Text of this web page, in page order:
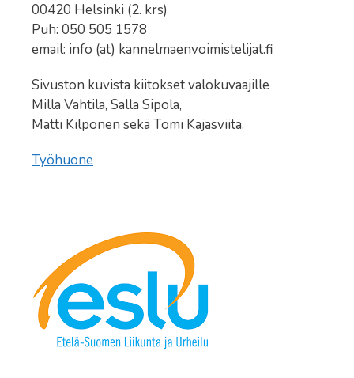
00420 Helsinki (2. krs)
Puh: 050 505 1578
email: info (at) kannelmaenvoimistelijat.fi
Sivuston kuvista kiitokset valokuvaajille
Milla Vahtila, Salla Sipola,
Matti Kilponen sekä Tomi Kajasviita.
Työhuone